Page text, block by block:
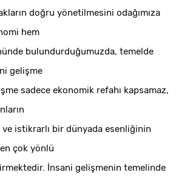
doğru yönetilmesini odağımıza
hem
bulundurduğumuzda, temelde
gelişme
sadece ekonomik refahı kapsamaz,
istikrarlı bir dünyada esenliğinin
çok yönlü
İnsani gelişmenin temelinde